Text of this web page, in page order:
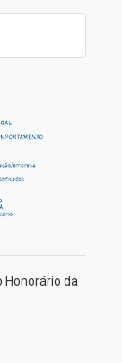
Honorário da